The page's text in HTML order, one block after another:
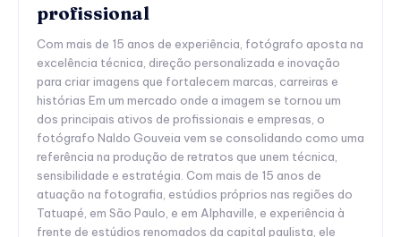
profissional
Com mais de 15 anos de experiência, fotógrafo aposta na
excelência técnica, direção personalizada e inovação
para criar imagens que fortalecem marcas, carreiras e
histórias Em um mercado onde a imagem se tornou um
dos principais ativos de profissionais e empresas, o
fotógrafo Naldo Gouveia vem se consolidando como uma
referência na produção de retratos que unem técnica,
sensibilidade e estratégia. Com mais de 15 anos de
atuação na fotografia, estúdios próprios nas regiões do
Tatuapé, em São Paulo, e em Alphaville, e experiência à
frente de estúdios renomados da capital paulista, ele